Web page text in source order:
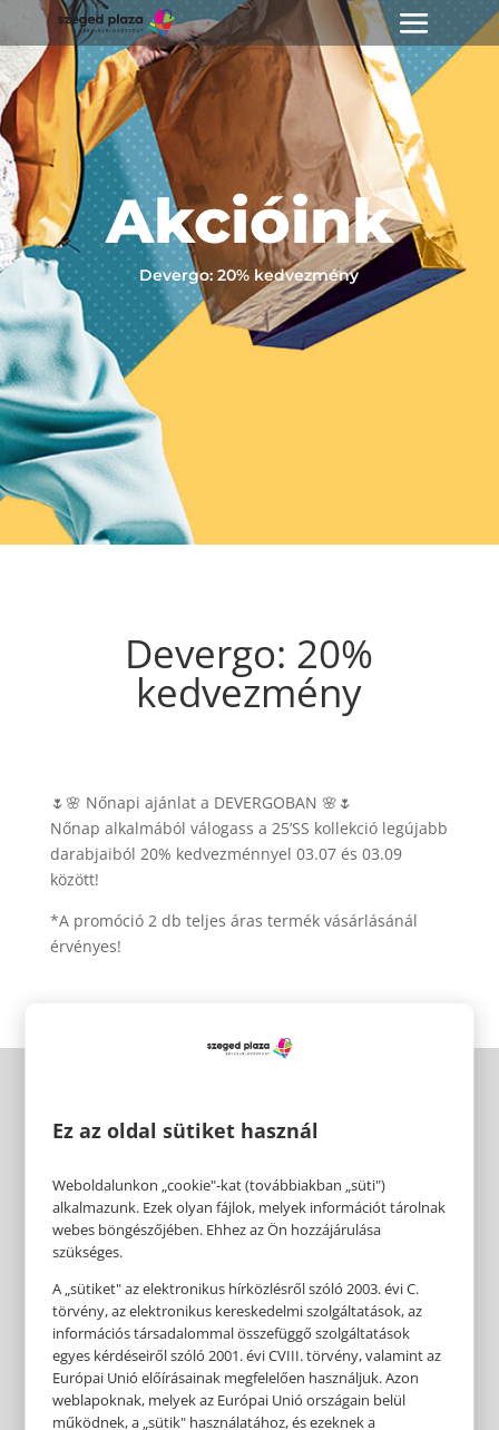
Akcióink
Devergo: 20% kedvezmény
Devergo: 20%
kedvezmény
🌷🌸 Nőnapi ajánlat a DEVERGOBAN 🌸🌷
Nőnap alkalmából válogass a 25’SS kollekció legújabb
darabjaiból 20% kedvezménnyel 03.07 és 03.09
között!
*A promóció 2 db teljes áras termék vásárlásánál
érvényes!
Ez az oldal sütiket használ
Weboldalunkon „cookie"-kat (továbbiakban „süti")
alkalmazunk. Ezek olyan fájlok, melyek információt tárolnak
webes böngészőjében. Ehhez az Ön hozzájárulása
szükséges.
A „sütiket" az elektronikus hírközlésről szóló 2003. évi C.
törvény, az elektronikus kereskedelmi szolgáltatások, az
információs társadalommal összefüggő szolgáltatások
egyes kérdéseiről szóló 2001. évi CVIII. törvény, valamint az
Európai Unió előírásainak megfelelően használjuk. Azon
weblapoknak, melyek az Európai Unió országain belül
működnek, a „sütik" használatához, és ezeknek a